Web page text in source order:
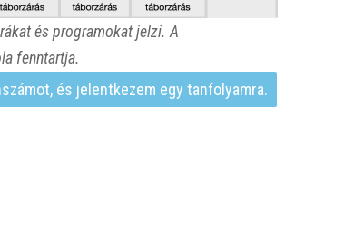
és programokat jelzi. A
fenntartja.
és jelentkezem egy tanfolyamra.